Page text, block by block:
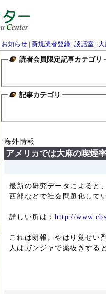
お知らせ| 新規読者登録| 談話室|
読者会員限定記事カテゴリ
記事カテゴリ
海外情報
アメリカでは大麻の喫煙
最新の研究データによると、アメリカでは人気不法ドラッグのうち、マリファナの喫煙率が大幅にアップしていることが明らかになりました。一方で、中
西部などで社会問題化して
詳しい所は：http://
これは朗報。やはり覚せい
人はガンジャで薬抜きする